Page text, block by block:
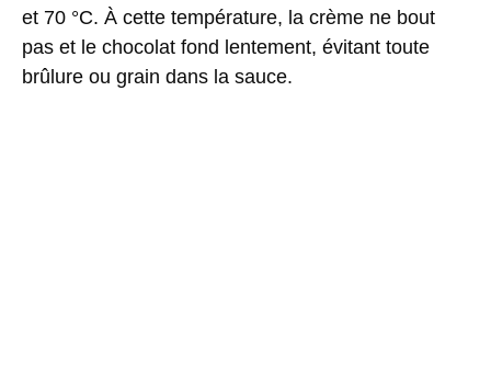
et 70 °C. À cette température, la crème ne bout
pas et le chocolat fond lentement, évitant toute
brûlure ou grain dans la sauce.